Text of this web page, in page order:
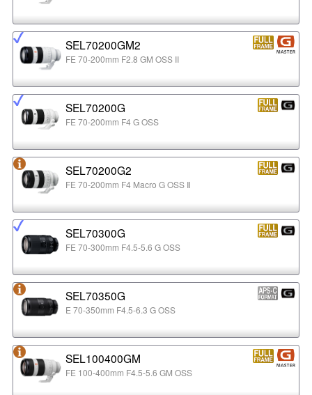
SEL70200GM2
FE 70-200mm F2.8 GM OSS II
SEL70200G
FE 70-200mm F4 G OSS
SEL70200G2
FE 70-200mm F4 Macro G OSS Ⅱ
SEL70300G
FE 70-300mm F4.5-5.6 G OSS
SEL70350G
E 70-350mm F4.5-6.3 G OSS
SEL100400GM
FE 100-400mm F4.5-5.6 GM OSS